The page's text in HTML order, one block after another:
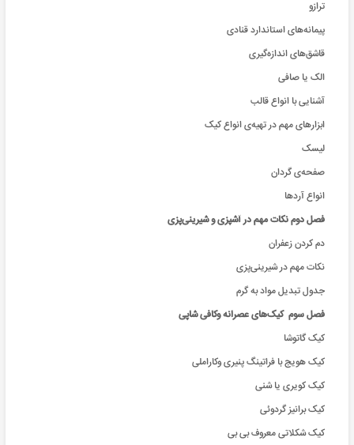
ترازو
پیمانه‌های استاندارد قنادی
قاشق‌های ‌اندازه‌گیری
الک یا صافی
آشنایی با انواع قالب
ابزارهای مهم در تهیه‌ی انواع کیک
لیسک
صفحه‌ی گردان
انواع آردها
فصل دوم نکات مهم در آشپزی و شیرینی‌پزی
دم کردن زعفران
نکات مهم در شیرینی‌پزی
جدول تبدیل مواد به گرم
فصل سوم کیک‌های عصرانه وکافی شاپی
کیک گاتوشا
کیک هویج با فراتینگ پنیری وکاراملی
کیک کویری یا شنی
کیک برانیز گردوئی
کیک شکلاتی معروف بی بی